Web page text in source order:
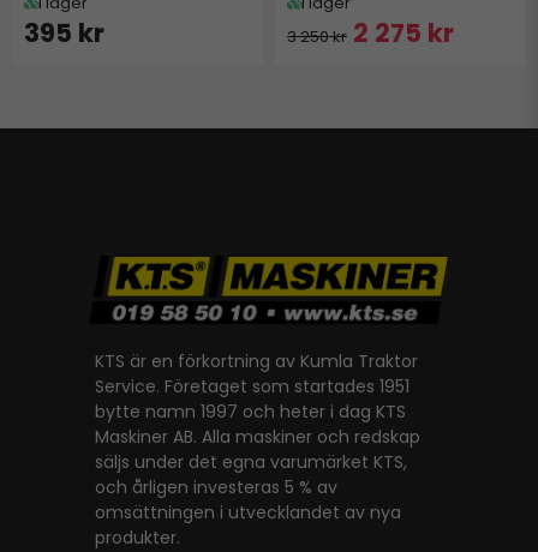
395 kr 3 250 kr 2 275 kr
KTS är en förkortning av Kumla Traktor
Service. Företaget som startades 1951
bytte namn 1997 och heter i dag KTS
Maskiner AB. Alla maskiner och redskap
säljs under det egna varumärket KTS,
och årligen investeras 5 % av
omsättningen i utvecklandet av nya
produkter.